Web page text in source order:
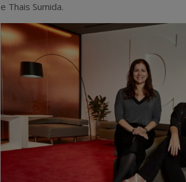
e Thais Sumida.